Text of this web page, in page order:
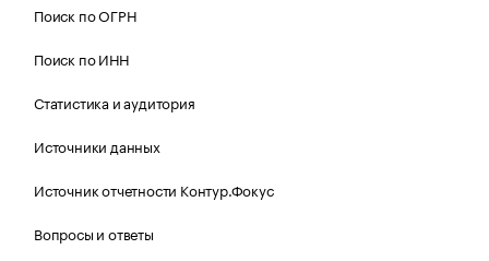
Поиск по ОГРН
Поиск по ИНН
Статистика и аудитория
Источники данных
Источник отчетности Контур.Фокус
Вопросы и ответы